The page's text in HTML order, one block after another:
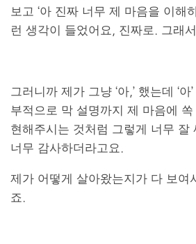
보고 ‘아 진짜 너무 제 마음을 이해
런 생각이 들었어요, 진짜로. 그래
그러니까 제가 그냥 ‘아,’ 했는데 ‘
부적으로 막 설명까지 제 마음에
현해주시는 것처럼 그렇게 너무 잘
너무 감사하더라고요.
제가 어떻게 살아왔는지가 다 보여
죠.